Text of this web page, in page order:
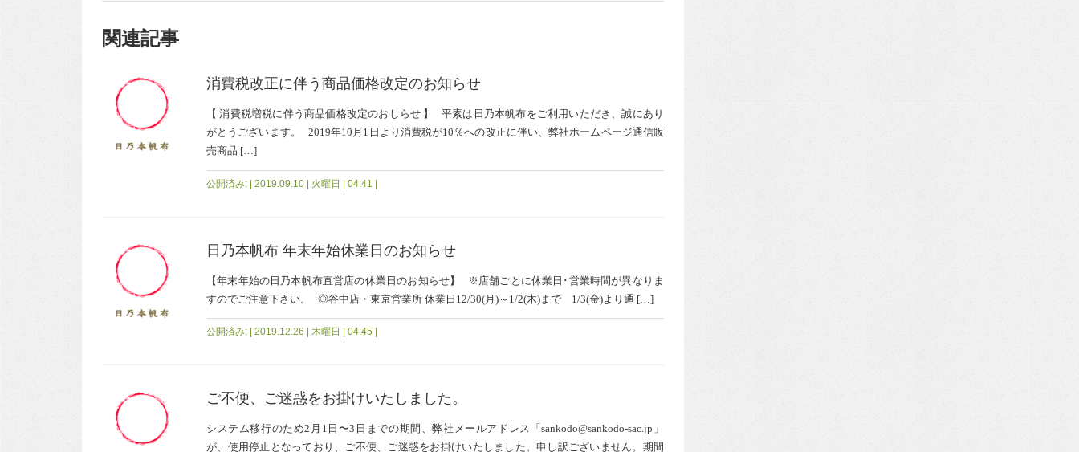
関連記事
消費税改正に伴う商品価格改定のお知らせ
【 消費税増税に伴う商品価格改定のおしらせ 】 平素は日乃本帆布をご利用いただき、誠にあり
がとうございます。 2019年10月1日より消費税が10％への改正に伴い、弊社ホームページ通信販
売商品 […]
公開済み: | 2019.09.10 | 火曜日 | 04:41 |
日乃本帆布 年末年始休業日のお知らせ
【年末年始の日乃本帆布直営店の休業日のお知らせ】 ※店舗ごとに休業日･営業時間が異なりま
すのでご注意下さい。 ◎谷中店・東京営業所 休業日12/30(月)～1/2(木)まで 1/3(金)より通 […]
公開済み: | 2019.12.26 | 木曜日 | 04:45 |
ご不便、ご迷惑をお掛けいたしました。
システム移行のため2月1日〜3日までの期間、弊社メールアドレス「sankodo@sankodo-sac.jp」
が、使用停止となっており、ご不便、ご迷惑をお掛けいたしました。申し訳ございません。期間